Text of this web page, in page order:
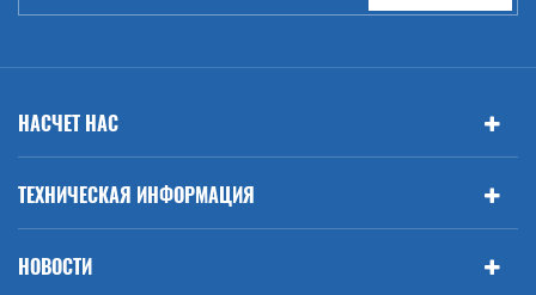
НАСЧЕТ НАС
ТЕХНИЧЕСКАЯ ИНФОРМАЦИЯ
НОВОСТИ